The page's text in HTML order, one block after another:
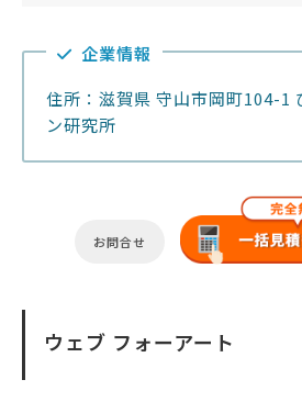
企業情報
住所：滋賀県 守山市岡町104-1
ン研究所
お問合せ
ウェブ フォーアート